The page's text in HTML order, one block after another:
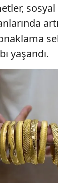
sosyal
yaşandı.